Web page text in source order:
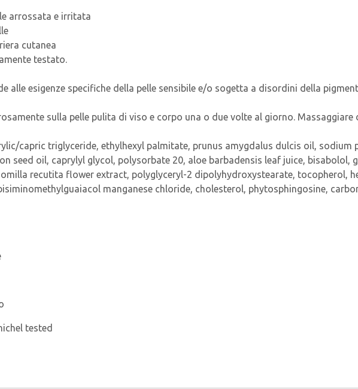
arrossata e irritata
cutanea
testato.
alle esigenze specifiche della pelle sensibile e/o sogetta a disordini della
sulla pelle pulita di viso e corpo una o due volte al giorno.
capric triglyceride, ethylhexyl palmitate, prunus amygdalus dulcis oil,
seed oil, caprylyl glycol, polysorbate 20, aloe barbadensis leaf juice, bisabolol,
recutita flower extract, polyglyceryl-2 dipolyhydroxystearate, tocopherol,
manganese chloride, cholesterol, phytosphingosine,
tested